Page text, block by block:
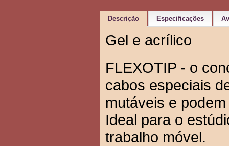
Descrição Especificações
Gel e acrílico
FLEXOTIP - o
cabos especiais
mutáveis ​e
Ideal para o
trabalho móvel.